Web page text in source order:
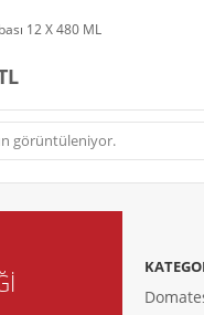
12 X 480 ML
görüntüleniyor.